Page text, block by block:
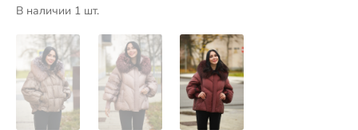
В наличии 1 шт.